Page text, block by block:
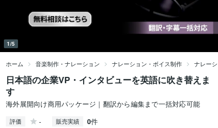
1/5
ホーム 音楽制作・ナレーション ナレーション・ボイス制作 ナレー
日本語の企業VP・インタビューを英語に吹き替えま
す
海外展開向け商用パッケージ｜翻訳から編集まで一括対応可能
評価 - 販売実績 0件